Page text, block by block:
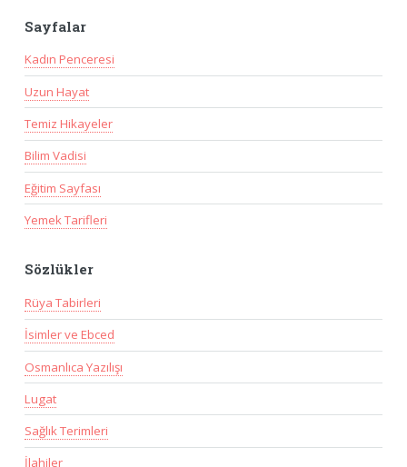
Sayfalar
Kadın Penceresi
Uzun Hayat
Temiz Hikayeler
Bilim Vadisi
Eğitim Sayfası
Yemek Tarifleri
Sözlükler
Rüya Tabirleri
İsimler ve Ebced
Osmanlıca Yazılışı
Lugat
Sağlık Terimleri
İlahiler